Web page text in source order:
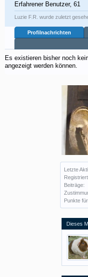
Letzte
Beiträge:
Punkte
Dieses
Erfahrener Benutzer, 61
Luzie F.R. wurde zuletzt
Profilnachrichten
Es existieren bisher noch
angezeigt werden können.